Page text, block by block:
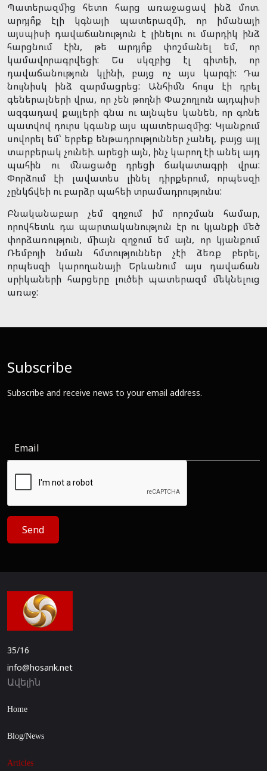
Պատերազմից հետո հարց առաջացավ ինձ մոտ.
արդյո՞ք էլի կգնայի պատերազմի, որ իմանայի
այսպիսի դավաճանություն է լինելու ու մարդիկ ինձ
հարցնում էին, թե արդյո՞ք փոշմանել եմ, որ
կամավորագրվեցի: Ես սկզբից էլ գիտեի, որ
դավաճանություն կլինի, բայց ոչ այս կարգի: Դա
նույնիսկ ինձ զարմացրեց: Անհիմն հույս էի դրել
գեներալների վրա, որ չեն թողնի Փաշողլուն այդպիսի
ազգադավ քայլերի գնա ու այնպես կանեն, որ գոնե
պատվով դուրս կգանք այս պատերազմից: Կյանքում
սովորել եմ՝ երբեք ենթադրություններ չանել, բայց այլ
տարբերակ չունեի. արեցի այն, ինչ կարող էի անել այդ
պահին ու մնացածը դրեցի ճակատագրի վրա:
Փորձում էի լավատես լինել դիրքերում, որպեսզի
չընկճվեի ու բարձր պահեի տրամադրությունս:
Բնականաբար չեմ զղջում իմ որոշման համար,
որովհետև դա պարտականություն էր ու կյանքի մեծ
փորձառություն, միայն զղջում եմ այն, որ կյանքում
Ռեմբոյի նման հմտություններ չէի ձեռք բերել,
որպեսզի կարողանայի Երևանում այս դավաճան
սրիկաների հարցերը լուծեի պատերազմ մեկնելուց
առաջ:
Subscribe
Subscribe and receive news to your email address.
Send
35/16
info@hosank.net
Ավելին
Home
Blog/News
Articles